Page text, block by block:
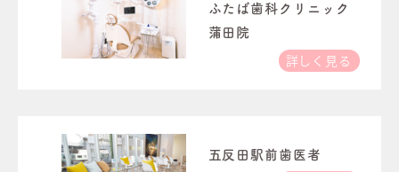
ふたば歯科クリニック
蒲田院
詳しく見る
五反田駅前歯医者